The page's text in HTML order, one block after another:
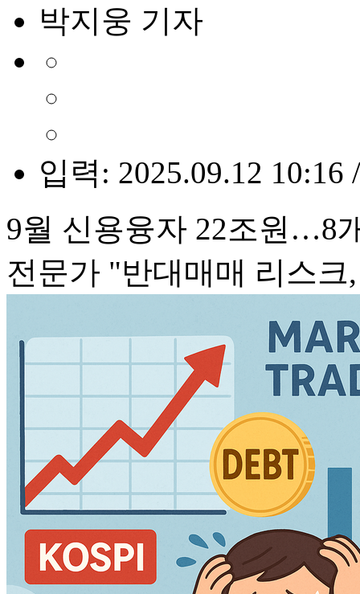
박지웅 기자
입력: 2025.09.12 10:16
9월 신용융자 22조원…8
전문가 "반대매매 리스